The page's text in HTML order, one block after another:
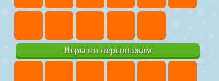
Игры по персонажам